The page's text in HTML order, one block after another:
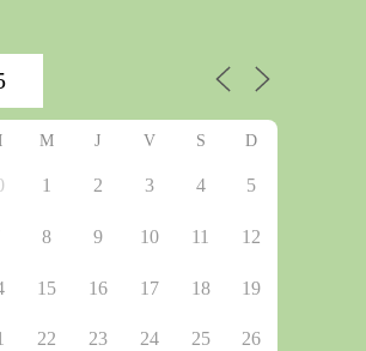
M J V S D
1 2 3 4 5
8 9 10 11 12
15 16 17 18 19
22 23 24 25 26